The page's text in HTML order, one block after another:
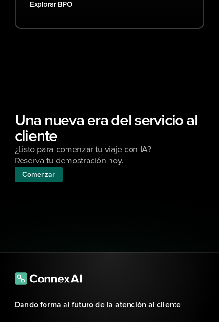
Explorar BPO
Dando forma al futuro de la atención al cliente
Una nueva era del servicio al
cliente
¿Listo para comenzar tu viaje con IA?
Reserva tu demostración hoy.
Comenzar